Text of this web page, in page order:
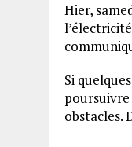
Hier,
Si
obstacles.